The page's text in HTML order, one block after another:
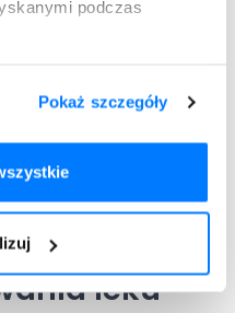
podczas
Pokaż szczegóły
należy przyjmować
się u kobiet w okresie
bezpieczeństwa.
ze strony
skutki
leku